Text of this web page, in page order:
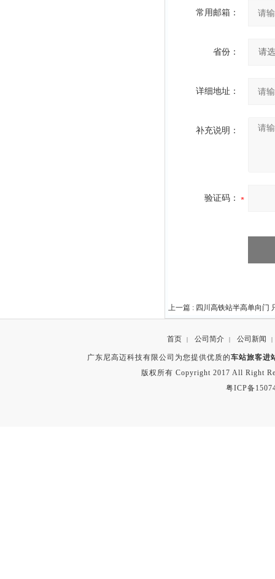
常用邮箱：
省份：
详细地址：
补充说明：
验证码：
上一篇 : 四川高铁站半高单向门
首页 | 公司简介 | 公司新闻 |
广东尼高迈科技有限公司为您提供优质的车站旅客进
版权所有 Copyright 2017 All Right
粤ICP备